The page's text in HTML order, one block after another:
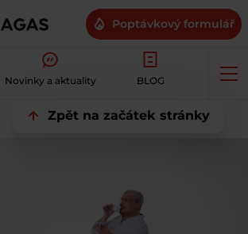
Poptávkový formulář
Novinky a aktuality BLOG
Zpět na začátek stránky
Co je LPG? | Terminologie a fyzikální vlastnosti |